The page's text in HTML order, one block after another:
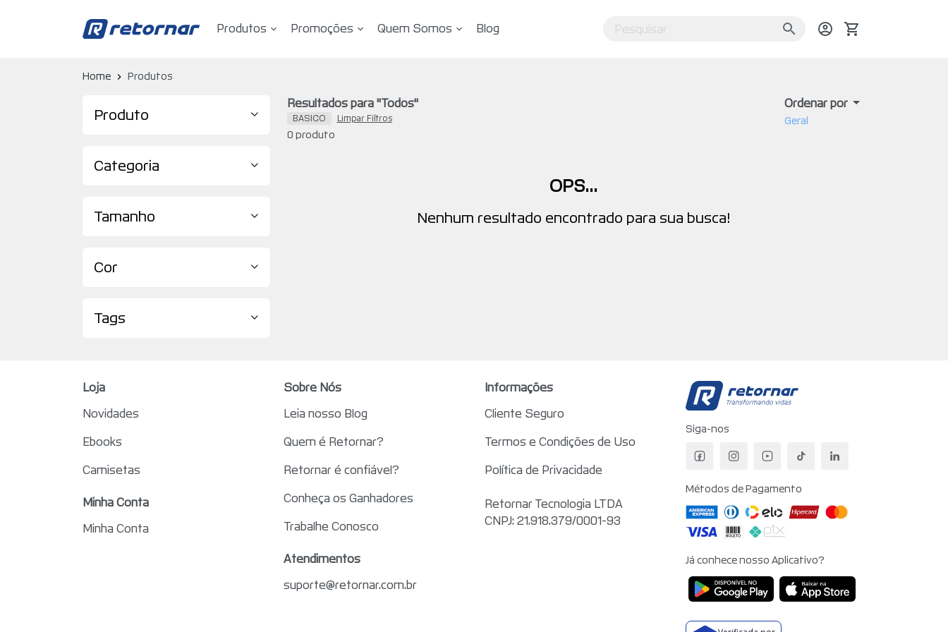
Produtos Promoções Quem Somos Blog
Home Produtos
Produto
Categoria
Tamanho
Cor
Tags
Resultados para "Todos"
BASICO Limpar Filtros
0 produto
Ordenar por
Geral
OPS...
Nenhum resultado encontrado para sua busca!
Loja
Novidades
Ebooks
Camisetas
Minha Conta
Minha Conta
Sobre Nós
Leia nosso Blog
Quem é Retornar?
Retornar é confiável?
Conheça os Ganhadores
Trabalhe Conosco
Atendimentos
suporte@retornar.com.br
Informações
Cliente Seguro
Termos e Condições de Uso
Política de Privacidade
Retornar Tecnologia LTDA
CNPJ: 21.918.379/0001-93
Retornar - Transformando
Siga-nos
Facebook da Retornar
Instagram da Retornar
YouTube da Retornar
TikTok da Retornar
Métodos de Pagamento
Já conhece nosso Aplicativo?